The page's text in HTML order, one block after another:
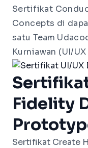
Sertifikat
Concepts di
satuTeam
Kurniawan (UI/
Fidelity
Sertifikat Create